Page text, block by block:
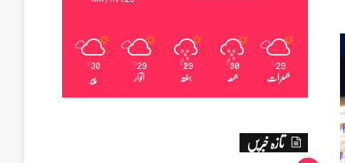
29
℃
جمعرات
30
℃
جمعہ
29
℃
ہفتہ
29
℃
اتوار
30
℃
پیر
تازہ خبریں